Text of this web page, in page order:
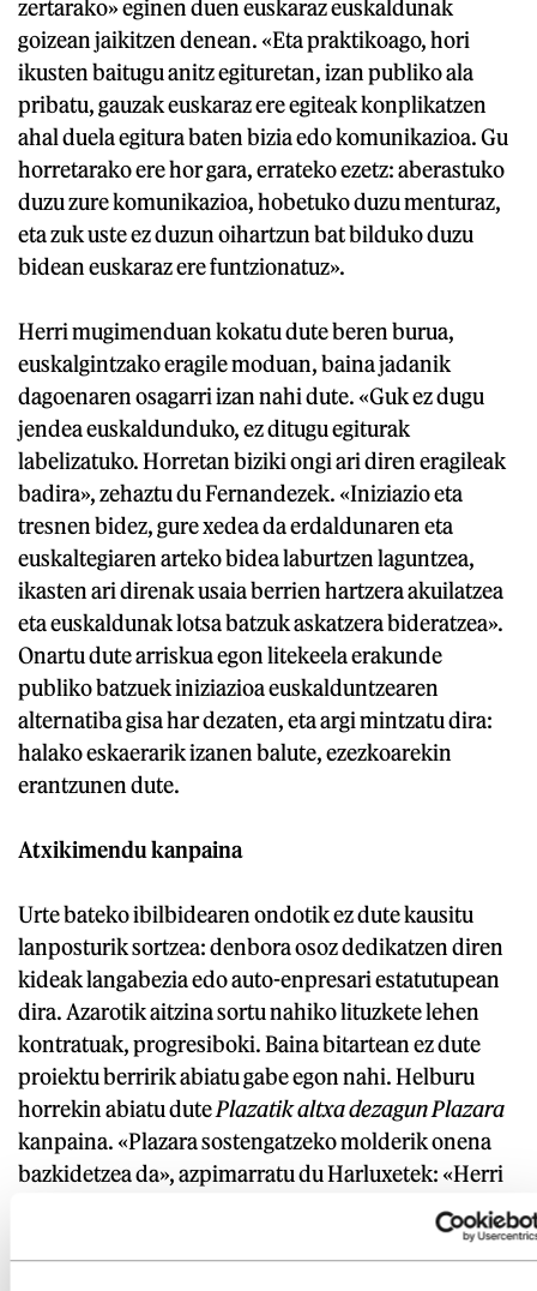
zertarako» eginen duen euskaraz euskaldunak
goizean jaikitzen denean. «Eta praktikoago, hori
ikusten baitugu anitz egituretan, izan publiko ala
pribatu, gauzak euskaraz ere egiteak konplikatzen
ahal duela egitura baten bizia edo komunikazioa. Gu
horretarako ere hor gara, errateko ezetz: aberastuko
duzu zure komunikazioa, hobetuko duzu menturaz,
eta zuk uste ez duzun oihartzun bat bilduko duzu
bidean euskaraz ere funtzionatuz».
Herri mugimenduan kokatu dute beren burua,
euskalgintzako eragile moduan, baina jadanik
dagoenaren osagarri izan nahi dute. «Guk ez dugu
jendea euskaldunduko, ez ditugu egiturak
labelizatuko. Horretan biziki ongi ari diren eragileak
badira», zehaztu du Fernandezek. «Iniziazio eta
tresnen bidez, gure xedea da erdaldunaren eta
euskaltegiaren arteko bidea laburtzen laguntzea,
ikasten ari direnak usaia berrien hartzera akuilatzea
eta euskaldunak lotsa batzuk askatzera bideratzea».
Onartu dute arriskua egon litekeela erakunde
publiko batzuek iniziazioa euskalduntzearen
alternatiba gisa har dezaten, eta argi mintzatu dira:
halako eskaerarik izanen balute, ezezkoarekin
erantzunen dute.
Atxikimendu kanpaina
Urte bateko ibilbidearen ondotik ez dute kausitu
lanposturik sortzea: denbora osoz dedikatzen diren
kideak langabezia edo auto-enpresari estatutupean
dira. Azarotik aitzina sortu nahiko lituzkete lehen
kontratuak, progresiboki. Baina bitartean ez dute
proiektu berririk abiatu gabe egon nahi. Helburu
horrekin abiatu dutePlazatik altxa dezagun Plazara
kanpaina. «Plazara sostengatzeko molderik onena
bazkidetzea da», azpimarratu du Harluxetek: «Herri
oldar bat sentitu nahi genuke gure proiektuaren